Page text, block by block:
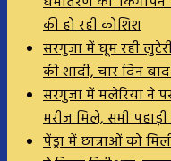
की हो रही कोशिश
सरगुजा में घूम रही
की शादी, चार दिन
सरगुजा में मलेरिया ने
मरीज मिले, सभी
पेंड्रा में छात्राओं को